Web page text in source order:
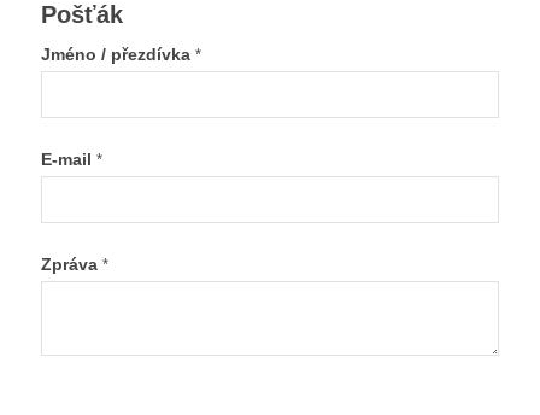
Pošťák
Jméno / přezdívka *
E-mail *
Zpráva *